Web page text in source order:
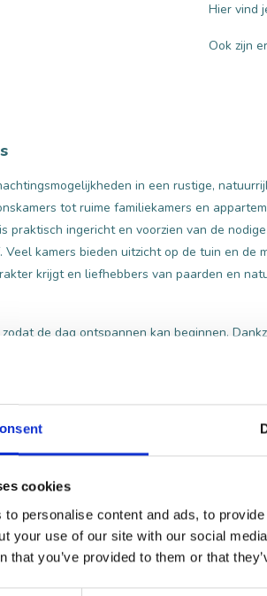
cookies
to personalise content and ads, to
your use of our site with our social
that you’ve provided to them or that
Hier vind
Ook zijn
in een rustige,
tot ruime familiekamers en
praktisch ingericht en voorzien van de nodige
kamers bieden uitzicht op de tuin en de
krijgt en liefhebbers van paarden en
de dag ontspannen kan beginnen.
voor wandel- en fietstochten in de
Duinen en de Efteling te ontdekken.
het groen, met alle rust en ruimte die de